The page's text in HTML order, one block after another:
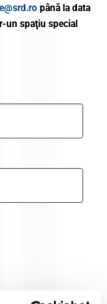
până la data
un spaţiu special